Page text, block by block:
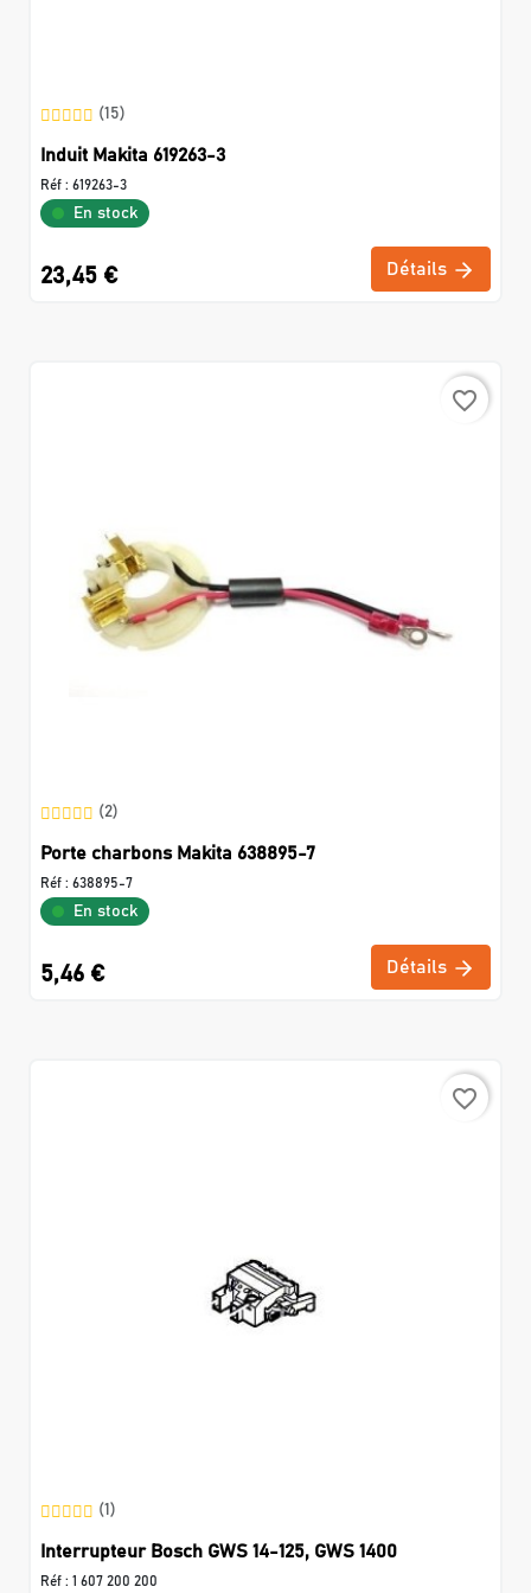
(15)
Induit Makita 619263-3
Réf : 619263-3
En stock
23,45 € Détails
favorite_border
(2)
Porte charbons Makita 638895-7
Réf : 638895-7
En stock
5,46 € Détails
favorite_border
(1)
Interrupteur Bosch GWS 14-125, GWS 1400
Réf : 1 607 200 200